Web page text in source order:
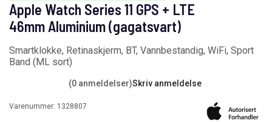
Apple Watch Series 11 GPS + LTE
46mm Aluminium (gagatsvart)
Smartklokke, Retinaskjerm, BT, Vannbestandig, WiFi, Sport
Band (ML sort)
(0 anmeldelser)Skriv anmeldelse
Varenummer: 1328807